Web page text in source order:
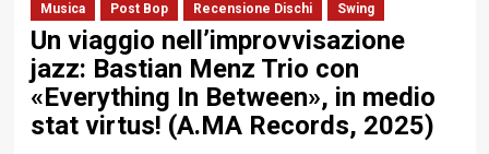
Musica
Post Bop Recensione Dischi Swing
Un viaggio nell’improvvisazione
jazz: Bastian Menz Trio con
«Everything In Between», in medio
stat virtus! (A.MA Records, 2025)